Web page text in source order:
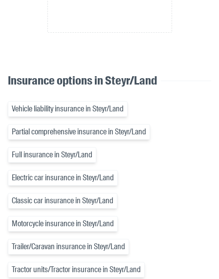
Insurance options in Steyr/Land
Vehicle liability insurance in Steyr/Land
Partial comprehensive insurance in Steyr/Land
Full insurance in Steyr/Land
Electric car insurance in Steyr/Land
Classic car insurance in Steyr/Land
Motorcycle insurance in Steyr/Land
Trailer/Caravan insurance in Steyr/Land
Tractor units/Tractor insurance in Steyr/Land